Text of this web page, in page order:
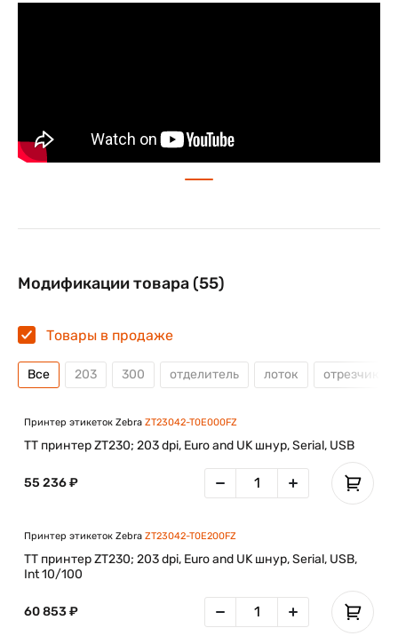
опционально установить проводной сетевой
интерфейс Ethernet и беспроводной Wi-Fi
Производство
Медицина (рецепты, этикетки для лекарств)
Государственные учреждения
Модификации товара (55)
Товары в продаже
Все 203 300 отделитель лоток отрезчик
Принтер этикеток Zebra ZT23042-T0E000FZ
TT принтер ZT230; 203 dpi, Euro and UK шнур, Serial, USB
55 236 ₽
Принтер этикеток Zebra ZT23042-T0E200FZ
TT принтер ZT230; 203 dpi, Euro and UK шнур, Serial, USB,
Int 10/100
60 853 ₽